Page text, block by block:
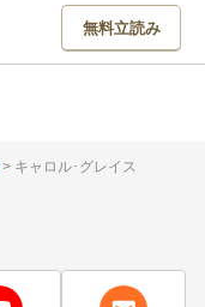
無料立読み
キャロル･グレイス